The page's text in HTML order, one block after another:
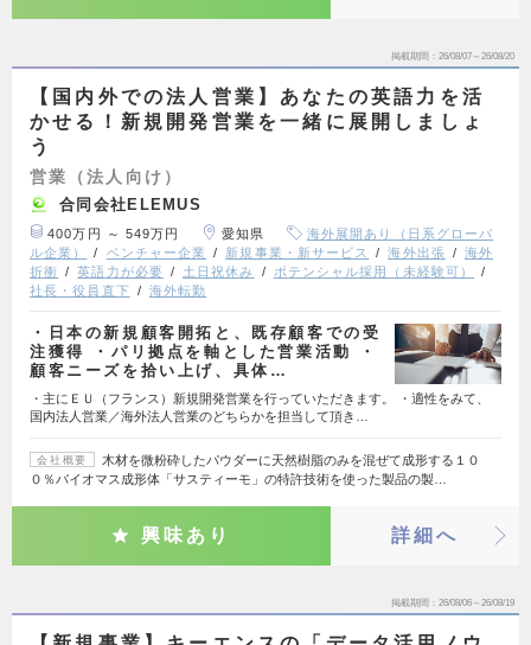
掲載期間 26/08/07～26/08/20
【国内外での法人営業】あなたの英語力を活
かせる！新規開発営業を一緒に展開しましょ
う
営業（法人向け）
合同会社ELEMUS
400万円 ～ 549万円 愛知県
海外展開あり（日系グローバ
ル企業）
ベンチャー企業 新規事業・新サービス 海外出張
海外
折衝
英語力が必要 土日祝休み
ポテンシャル採用（未経験可）
社長・役員直下
海外転勤
・日本の新規顧客開拓と、既存顧客での受
注獲得 ・パリ拠点を軸とした営業活動 ・
顧客ニーズを拾い上げ、具体…
・主にＥＵ（フランス）新規開発営業を行っていただきます。 ・適性をみて、
国内法人営業／海外法人営業のどちらかを担当して頂き…
会社概要
木材を微粉砕したパウダーに天然樹脂のみを混ぜて成形する１０
０％バイオマス成形体「サスティーモ」の特許技術を使った製品の製…
興味あり 詳細へ
掲載期間 26/08/06～26/08/19